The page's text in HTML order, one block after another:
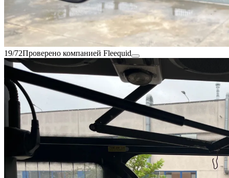
19/72Проверено компанией Fleequid